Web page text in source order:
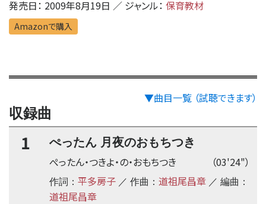
発売日： 2009年8月19日 ／ ジャンル： 保育教材
Amazonで購入
▼曲目一覧 （試聴できます）
収録曲
1 ぺったん 月夜のおもちつき
（03'24"）
ぺったん・つきよ・の・おもちつき
作詞： 平多房子 ／ 作曲： 道祖尾昌章 ／ 編曲：
道祖尾昌章